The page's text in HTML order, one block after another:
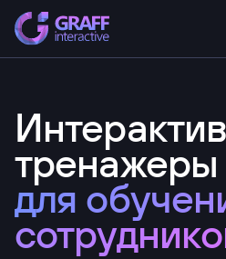
тренажеры
для